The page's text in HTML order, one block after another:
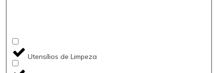
Utensílios de Limpeza